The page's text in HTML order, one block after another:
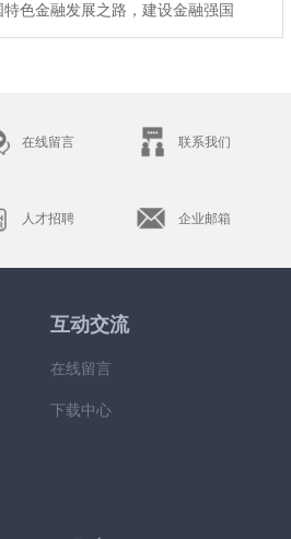
色金融发展之路，建设金融强国
在线留言 联系我们
人才招聘 企业邮箱
互动交流
在线留言
下载中心